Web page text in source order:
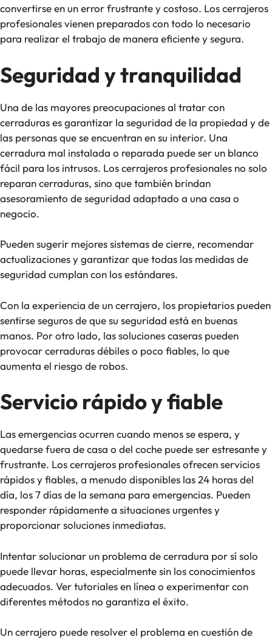
convertirse en un error frustrante y costoso. Los cerrajeros
profesionales vienen preparados con todo lo necesario
para realizar el trabajo de manera eficiente y segura.
Seguridad y tranquilidad
Una de las mayores preocupaciones al tratar con
cerraduras es garantizar la seguridad de la propiedad y de
las personas que se encuentran en su interior. Una
cerradura mal instalada o reparada puede ser un blanco
fácil para los intrusos. Los cerrajeros profesionales no solo
reparan cerraduras, sino que también brindan
asesoramiento de seguridad adaptado a una casa o
negocio.
Pueden sugerir mejores sistemas de cierre, recomendar
actualizaciones y garantizar que todas las medidas de
seguridad cumplan con los estándares.
Con la experiencia de un cerrajero, los propietarios pueden
sentirse seguros de que su seguridad está en buenas
manos. Por otro lado, las soluciones caseras pueden
provocar cerraduras débiles o poco fiables, lo que
aumenta el riesgo de robos.
Servicio rápido y fiable
Las emergencias ocurren cuando menos se espera, y
quedarse fuera de casa o del coche puede ser estresante y
frustrante. Los cerrajeros profesionales ofrecen servicios
rápidos y fiables, a menudo disponibles las 24 horas del
día, los 7 días de la semana para emergencias. Pueden
responder rápidamente a situaciones urgentes y
proporcionar soluciones inmediatas.
Intentar solucionar un problema de cerradura por sí solo
puede llevar horas, especialmente sin los conocimientos
adecuados. Ver tutoriales en línea o experimentar con
diferentes métodos no garantiza el éxito.
Un cerrajero puede resolver el problema en cuestión de